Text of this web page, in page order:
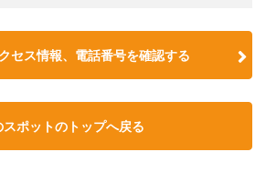
セス情報、電話番号を確認する
スポットのトップへ戻る